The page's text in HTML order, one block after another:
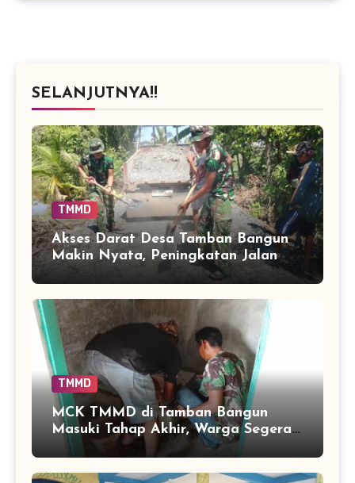
SELANJUTNYA!!
TMMD
Akses Darat Desa Tamban Bangun
Makin Nyata, Peningkatan Jalan
TMMD Sentuh 90 Persen
TMMD
MCK TMMD di Tamban Bangun
Masuki Tahap Akhir, Warga Segera
Nikmati Fasilitas Sanitasi yang
Lebih Layak